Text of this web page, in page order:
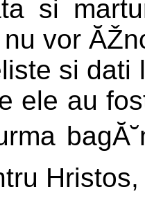
si
vor
si dati
ele au